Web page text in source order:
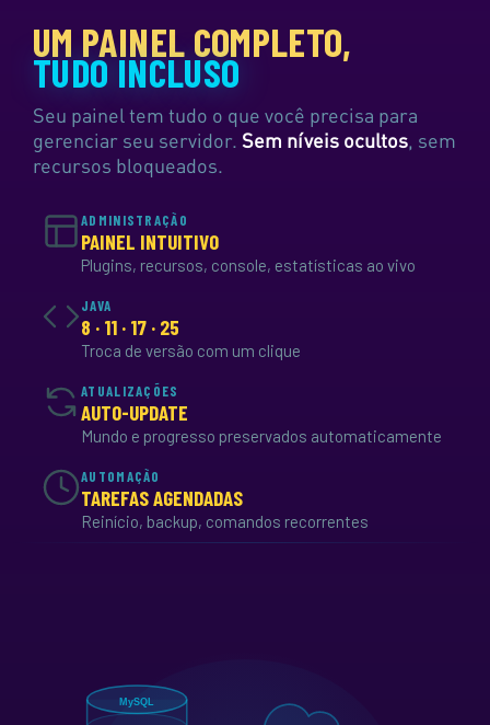
UM PAINEL COMPLETO,
TUDO INCLUSO
Seu painel tem tudo o que você precisa para
gerenciar seu servidor. Sem níveis ocultos, sem
recursos bloqueados.
ADMINISTRAÇÃO
PAINEL INTUITIVO
Plugins, recursos, console, estatísticas ao vivo
JAVA
8 · 11 · 17 · 25
Troca de versão com um clique
ATUALIZAÇÕES
AUTO-UPDATE
Mundo e progresso preservados automaticamente
AUTOMAÇÃO
TAREFAS AGENDADAS
Reinício, backup, comandos recorrentes